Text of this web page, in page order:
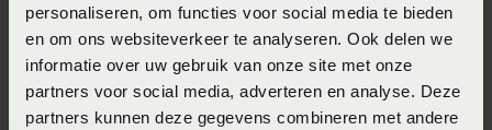
personaliseren, om functies voor social media te bieden
en om ons websiteverkeer te analyseren. Ook delen we
informatie over uw gebruik van onze site met onze
partners voor social media, adverteren en analyse. Deze
partners kunnen deze gegevens combineren met andere
50x50 (50 x 50 cm)
Seizoen
Never out of stock (Vaste collectie)